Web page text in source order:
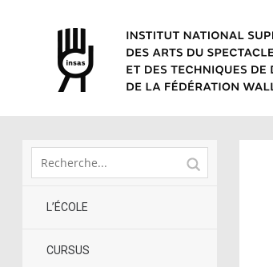
L’ÉCOLE
CURSUS